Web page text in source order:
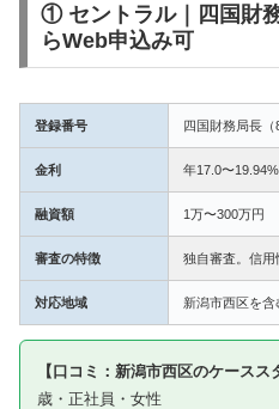
① セントラル｜四国財
らWeb申込み可
登録番号 四国財務局長
金利 年17.0〜19.94%
融資額 1万〜300万円
審査の特徴 独自審査。信用
対応地域 新潟市西区を
【口コミ：新潟市西区のケースス
歳・正社員・女性